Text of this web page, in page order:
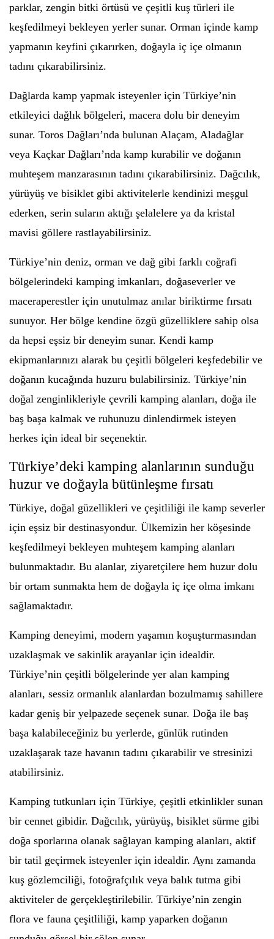
parklar, zengin bitki örtüsü ve çeşitli kuş türleri ile
keşfedilmeyi bekleyen yerler sunar. Orman içinde kamp
yapmanın keyfini çıkarırken, doğayla iç içe olmanın
tadını çıkarabilirsiniz.
Dağlarda kamp yapmak isteyenler için Türkiye’nin
etkileyici dağlık bölgeleri, macera dolu bir deneyim
sunar. Toros Dağları’nda bulunan Alaçam, Aladağlar
veya Kaçkar Dağları’nda kamp kurabilir ve doğanın
muhteşem manzarasının tadını çıkarabilirsiniz. Dağcılık,
yürüyüş ve bisiklet gibi aktivitelerle kendinizi meşgul
ederken, serin suların aktığı şelalelere ya da kristal
mavisi göllere rastlayabilirsiniz.
Türkiye’nin deniz, orman ve dağ gibi farklı coğrafi
bölgelerindeki kamping imkanları, doğaseverler ve
maceraperestler için unutulmaz anılar biriktirme fırsatı
sunuyor. Her bölge kendine özgü güzelliklere sahip olsa
da hepsi eşsiz bir deneyim sunar. Kendi kamp
ekipmanlarınızı alarak bu çeşitli bölgeleri keşfedebilir ve
doğanın kucağında huzuru bulabilirsiniz. Türkiye’nin
doğal zenginlikleriyle çevrili kamping alanları, doğa ile
baş başa kalmak ve ruhunuzu dinlendirmek isteyen
herkes için ideal bir seçenektir.
Türkiye’deki kamping alanlarının sunduğu
huzur ve doğayla bütünleşme fırsatı
Türkiye, doğal güzellikleri ve çeşitliliği ile kamp severler
için eşsiz bir destinasyondur. Ülkemizin her köşesinde
keşfedilmeyi bekleyen muhteşem kamping alanları
bulunmaktadır. Bu alanlar, ziyaretçilere hem huzur dolu
bir ortam sunmakta hem de doğayla iç içe olma imkanı
sağlamaktadır.
Kamping deneyimi, modern yaşamın koşuşturmasından
uzaklaşmak ve sakinlik arayanlar için idealdir.
Türkiye’nin çeşitli bölgelerinde yer alan kamping
alanları, sessiz ormanlık alanlardan bozulmamış sahillere
kadar geniş bir yelpazede seçenek sunar. Doğa ile baş
başa kalabileceğiniz bu yerlerde, günlük rutinden
uzaklaşarak taze havanın tadını çıkarabilir ve stresinizi
atabilirsiniz.
Kamping tutkunları için Türkiye, çeşitli etkinlikler sunan
bir cennet gibidir. Dağcılık, yürüyüş, bisiklet sürme gibi
doğa sporlarına olanak sağlayan kamping alanları, aktif
bir tatil geçirmek isteyenler için idealdir. Aynı zamanda
kuş gözlemciliği, fotoğrafçılık veya balık tutma gibi
aktiviteler de gerçekleştirilebilir. Türkiye’nin zengin
flora ve fauna çeşitliliği, kamp yaparken doğanın